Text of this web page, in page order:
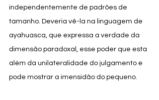
independentemente de padrões de
tamanho. Deveria vê-la na linguagem de
ayahuasca, que expressa a verdade da
dimensão paradoxal, esse poder que esta
além da unilateralidade do julgamento e
pode mostrar a imensidão do pequeno.